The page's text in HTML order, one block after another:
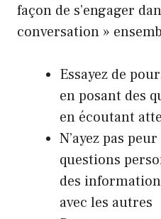
façon de s’engager
conversation »
Essayez de
en posant des
en écoutant
N’ayez pas
questions
des
avec les autres